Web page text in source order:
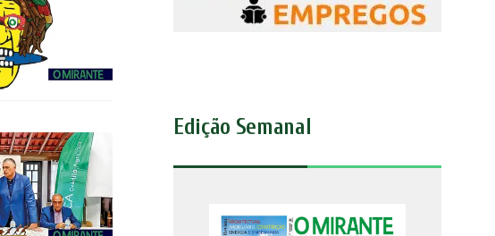
Edição Semanal